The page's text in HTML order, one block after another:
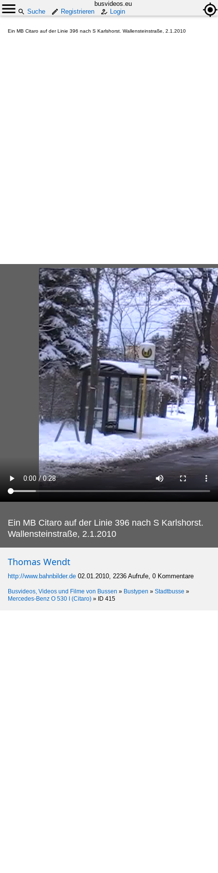
busvideos.eu
Suche
Registrieren Login
Ein MB Citaro auf der Linie 396 nach S Karlshorst. Wallensteinstraße, 2.1.2010
Ein MB Citaro auf der Linie 396 nach S Karlshorst.
Wallensteinstraße, 2.1.2010
Thomas Wendt
http://www.bahnbilder.de 02.01.2010, 2236 Aufrufe, 0 Kommentare
Busvideos, Videos und Filme von Bussen » Bustypen » Stadtbusse »
Mercedes-Benz O 530 I (Citaro) » ID 415